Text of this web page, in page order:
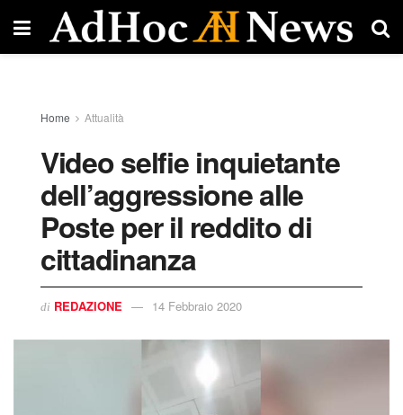
Home Attualità
Video selfie inquietante
dell’aggressione alle
Poste per il reddito di
cittadinanza
di REDAZIONE 14 Febbraio 2020